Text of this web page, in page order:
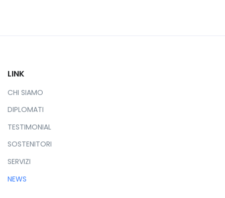
LINK
CHI SIAMO
DIPLOMATI
TESTIMONIAL
SOSTENITORI
SERVIZI
NEWS